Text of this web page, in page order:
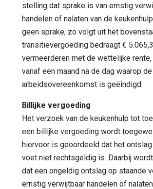
stelling dat sprake is van ernstig
handelen of nalaten van de
geen sprake, zo volgt uit het
transitievergoeding bedraagt €
vermeerderen met de wettelijke
vanaf een maand na de dag waarop de
arbeidsovereenkomst is geëindigd.
Billijke vergoeding
Het verzoek van de keukenhulp tot
een billijke vergoeding wordt
hiervoor is geoordeeld dat het
voet niet rechtsgeldig is. Daarbij
dat een ongeldig ontslag op staande
ernstig verwijtbaar handelen of